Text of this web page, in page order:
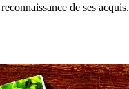
de ses acquis.